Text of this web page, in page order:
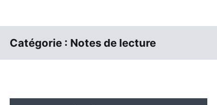
Catégorie : Notes de lecture